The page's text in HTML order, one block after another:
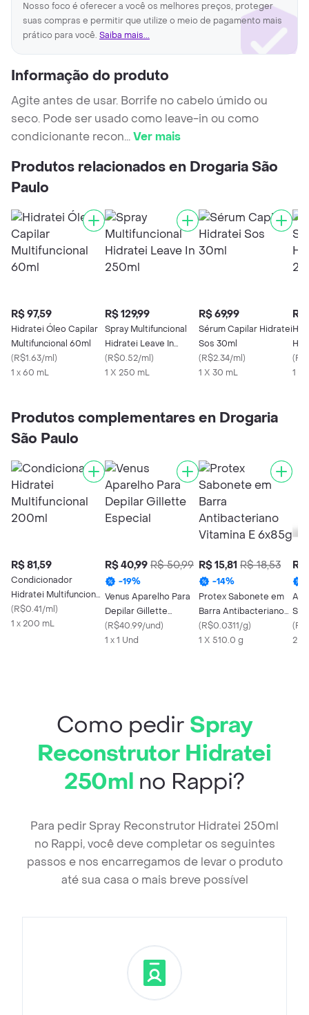
Nosso foco é oferecer a você os melhores preços, proteger
suas compras e permitir que utilize o meio de pagamento mais
prático para você. Saiba mais...
Informação do produto
Agite antes de usar. Borrife no cabelo úmido ou
seco. Pode ser usado como leave-in ou como
condicionante recon...Ver mais
Produtos relacionados en Drogaria São
Paulo
R$ 97,59
Hidratei Óleo Capilar
Multifuncional 60ml
(R$1.63/ml)
1 x 60 mL
R$ 129,99
Spray Multifuncional
Hidratei Leave In
250ml
(R$0.52/ml)
1 X 250 mL
R$ 69,99
Sérum Capilar Hidratei
Sos 30ml
(R$2.34/ml)
1 X 30 mL
R$
(
1 X
Produtos complementares en Drogaria
São Paulo
R$ 81,59
Condicionador
Hidratei Multifuncional
200ml
(R$0.41/ml)
1 x 200 mL
R$ 40,99 R$ 50,99
-19%
Venus Aparelho Para
Depilar Gillette
Especial
(R$40.99/und)
1 x 1 Und
R$ 15,81 R$ 18,53
-14%
Protex Sabonete em
Barra Antibacteriano
Vitamina E 6x85g
(R$0.0311/g)
1 X 510.0 g
R$
(
2
Como pedir Spray
Reconstrutor Hidratei
250ml no Rappi?
Para pedir Spray Reconstrutor Hidratei 250ml
no Rappi, você deve completar os seguintes
passos e nos encarregamos de levar o produto
até sua casa o mais breve possível